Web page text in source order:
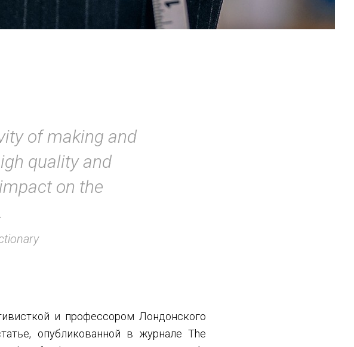
of making and
quality and
on the
и профессором Лондонского
опубликованной в журнале The